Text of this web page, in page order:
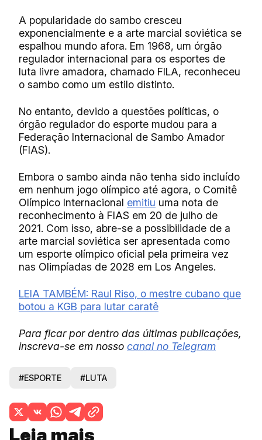
A popularidade do sambo cresceu
exponencialmente e a arte marcial soviética se
espalhou mundo afora. Em 1968, um órgão
regulador internacional para os esportes de
luta livre amadora, chamado FILA, reconheceu
o sambo como um estilo distinto.
No entanto, devido a questões políticas, o
órgão regulador do esporte mudou para a
Federação Internacional de Sambo Amador
(FIAS).
Embora o sambo ainda não tenha sido incluído
em nenhum jogo olímpico até agora, o Comitê
Olímpico Internacional emitiu uma nota de
reconhecimento à FIAS em 20 de julho de
2021. Com isso, abre-se a possibilidade de a
arte marcial soviética ser apresentada como
um esporte olímpico oficial pela primeira vez
nas Olimpíadas de 2028 em Los Angeles.
LEIA TAMBÉM: Raul Riso, o mestre cubano que
botou a KGB para lutar caratê
Para ficar por dentro das últimas publicações,
inscreva-se em nosso canal no Telegram
#ESPORTE #LUTA
Leia mais